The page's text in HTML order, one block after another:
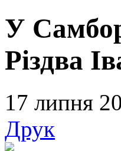
У
Різдва
17 липня
Друк